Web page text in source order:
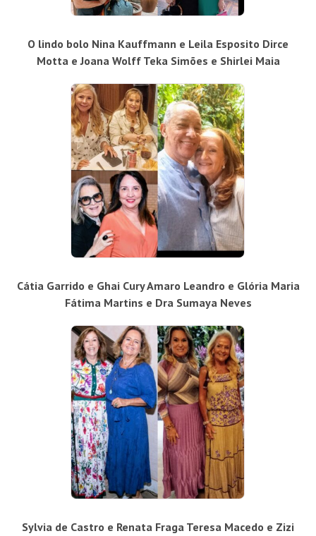
O lindo bolo Nina Kauffmann e Leila Esposito Dirce
Motta e Joana Wolff Teka Simões e Shirlei Maia
Cátia Garrido e Ghai Cury Amaro Leandro e Glória Maria
Fátima Martins e Dra Sumaya Neves
Sylvia de Castro e Renata Fraga Teresa Macedo e Zizi